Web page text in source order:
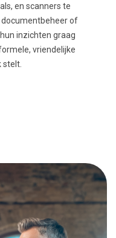
en scanners te
of
inzichten graag
vriendelijke
stelt.